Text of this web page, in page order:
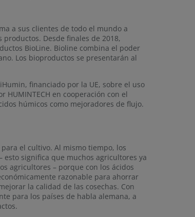
a sus clientes de todo el mundo a
Desde finales de 2018,
BioLine. Bioline combina el poder
Los bioproductos se presentarán al
financiado por la UE, sobre el uso
en cooperación con el
húmicos como mejoradores de flujo.
el cultivo. Al mismo tiempo, los
significa que muchos agricultores ya
agricultores – porque con los ácidos
razonable para ahorrar
la calidad de las cosechas. Con
para los países de habla alemana, a